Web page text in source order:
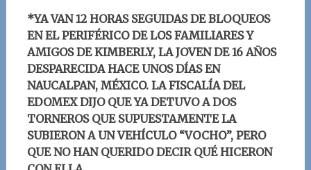
*YA VAN 12 HORAS SEGUIDAS DE BLOQUEOS
EN EL PERIFÉRICO DE LOS FAMILIARES Y
AMIGOS DE KIMBERLY, LA JOVEN DE 16 AÑOS
DESPARECIDA HACE UNOS DÍAS EN
NAUCALPAN, MÉXICO. LA FISCALÍA DEL
EDOMEX DIJO QUE YA DETUVO A DOS
TORNEROS QUE SUPUESTAMENTE LA
SUBIERON A UN VEHÍCULO “VOCHO”, PERO
QUE NO HAN QUERIDO DECIR QUÉ HICERON